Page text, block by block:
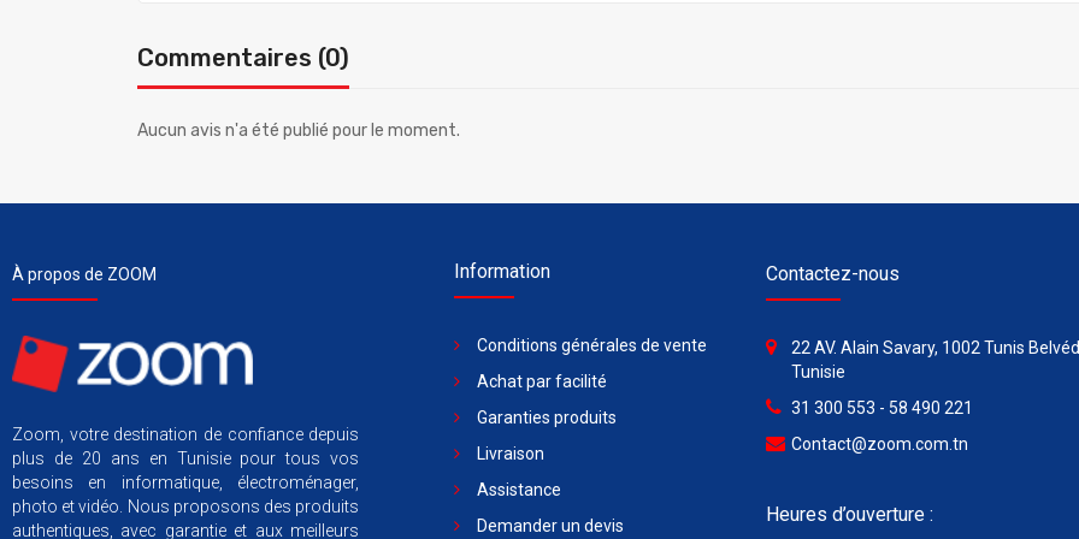
Commentaires (0)
Aucun avis n'a été publié pour le moment.
À propos de ZOOM
Zoom, votre destination de confiance depuis
plus de 20 ans en Tunisie pour tous vos
besoins en informatique, électroménager,
photo et vidéo. Nous proposons des produits
authentiques, avec garantie et aux meilleurs
Information
Conditions générales de vente
Achat par facilité
Garanties produits
Livraison
Assistance
Demander un devis
Contactez-nous
22 AV. Alain Savary, 1002 Tunis
Tunisie
31 300 553 - 58 490 221
Contact@zoom.com.tn
Heures d’ouverture :